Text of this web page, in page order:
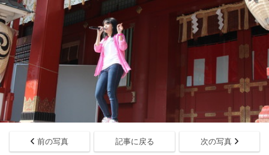
前の写真 記事に戻る 次の写真